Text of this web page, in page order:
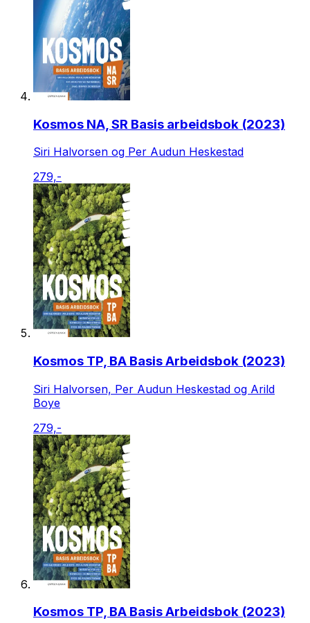
Kosmos NA, SR Basis arbeidsbok (2023)
Siri Halvorsen og Per Audun Heskestad
279,-
Kosmos TP, BA Basis Arbeidsbok (2023)
Siri Halvorsen, Per Audun Heskestad og Arild
Boye
279,-
Kosmos TP, BA Basis Arbeidsbok (2023)